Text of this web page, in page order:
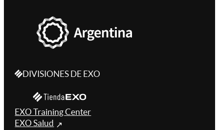
DIVISIONES DE EXO
EXO Training Center
EXO Salud